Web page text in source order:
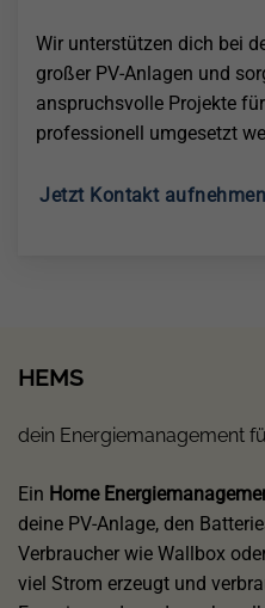
Wir unterstützen dich bei
großer PV-Anlagen und
anspruchsvolle Projekte
professionell umgesetzt
Jetzt Kontakt
HEMS
dein Energiemanagement
Ein Home
deine PV-Anlage, den
Verbraucher wie Wallbox
viel Strom erzeugt und